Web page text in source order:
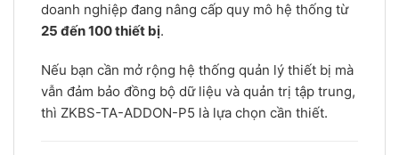
doanh nghiệp đang nâng cấp quy mô hệ thống từ
25 đến 100 thiết bị.
Nếu bạn cần mở rộng hệ thống quản lý thiết bị mà
vẫn đảm bảo đồng bộ dữ liệu và quản trị tập trung,
thì ZKBS-TA-ADDON-P5 là lựa chọn cần thiết.